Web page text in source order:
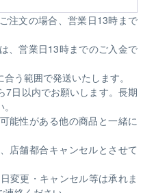
注文の場合、営業日13時まで
、営業日13時までのご入金で
う範囲で発送いたします。
7日以内でお願いします。長期
能性がある他の商品と一緒に
店舗都合キャンセルとさせて
変更・キャンセル等は承れま